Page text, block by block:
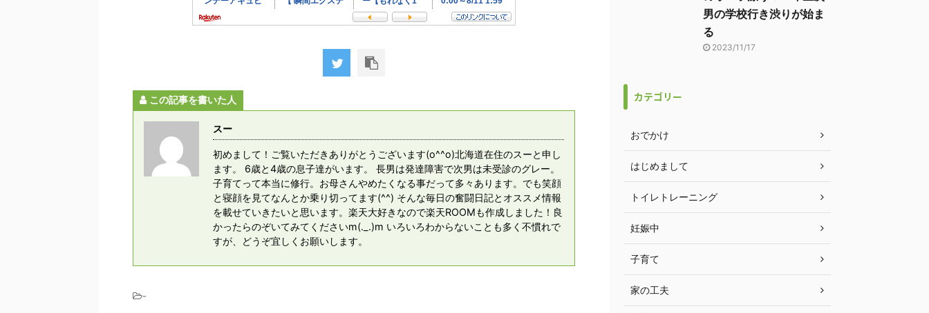
この記事を書いた人
スー
初めまして！ご覧いただきありがとうございます(o^^o)北海道在住のスーと申し
ます。 6歳と4歳の息子達がいます。 長男は発達障害で次男は未受診のグレー。
子育てって本当に修行。お母さんやめたくなる事だって多々あります。でも笑顔
と寝顔を見てなんとか乗り切ってます(^^) そんな毎日の奮闘日記とオススメ情報
を載せていきたいと思います。楽天大好きなので楽天ROOMも作成しました！良
かったらのぞいてみてくださいm(._.)m いろいろわからないことも多く不慣れで
すが、どうぞ宜しくお願いします。
-
男の学校行き渋りが始ま
る
2023/11/17
カテゴリー
おでかけ
はじめまして
トイレトレーニング
妊娠中
子育て
家の工夫